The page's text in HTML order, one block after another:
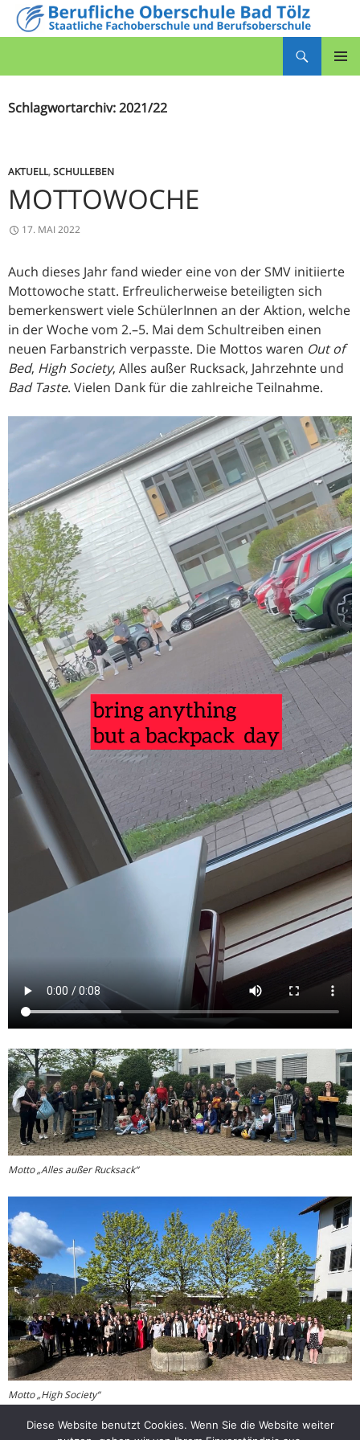
Zum
Inhalt
Schlagwortarchiv: 2021/22
AKTUELL,SCHULLEBEN
MOTTOWOCHE
17. MAI 2022
Auch dieses Jahr fand wieder eine von der SMV initiierte
Mottowoche statt. Erfreulicherweise beteiligten sich
bemerkenswert viele SchülerInnen an der Aktion, welche
in der Woche vom 2.–5. Mai dem Schultreiben einen
neuen Farbanstrich verpasste. Die Mottos waren Out of
Bed, High Society, Alles außer Rucksack, Jahrzehnte und
Bad Taste. Vielen Dank für die zahlreiche Teilnahme.
Motto „Alles außer Rucksack“
Motto „High Society“
Diese Website benutzt Cookies. Wenn Sie die Website weiter